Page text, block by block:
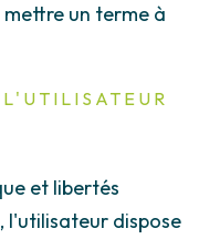
un terme à
et libertés
l'utilisateur dispose